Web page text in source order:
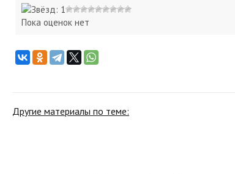
Пока оценок нет
Другие материалы по теме: